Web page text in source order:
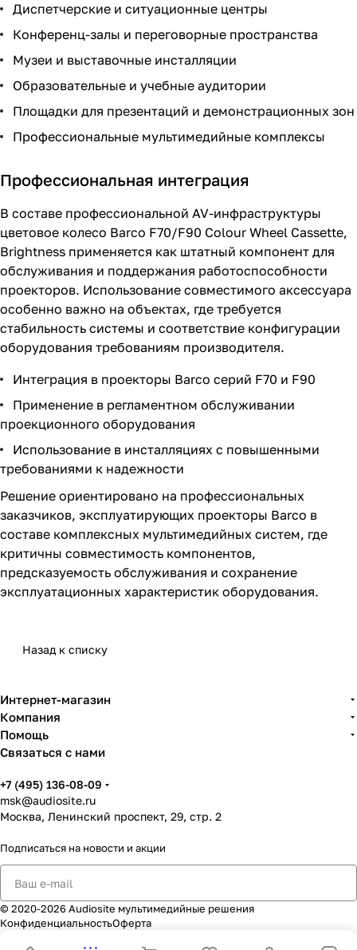
Диспетчерские и ситуационные центры
Конференц-залы и переговорные пространства
Музеи и выставочные инсталляции
Образовательные и учебные аудитории
Площадки для презентаций и демонстрационных зон
Профессиональные мультимедийные комплексы
Профессиональная интеграция
В составе профессиональной AV-инфраструктуры
цветовое колесо Barco F70/F90 Colour Wheel Cassette,
Brightness применяется как штатный компонент для
обслуживания и поддержания работоспособности
проекторов. Использование совместимого аксессуара
особенно важно на объектах, где требуется
стабильность системы и соответствие конфигурации
оборудования требованиям производителя.
Интеграция в проекторы Barco серий F70 и F90
Применение в регламентном обслуживании
проекционного оборудования
Использование в инсталляциях с повышенными
требованиями к надежности
Решение ориентировано на профессиональных
заказчиков, эксплуатирующих проекторы Barco в
составе комплексных мультимедийных систем, где
критичны совместимость компонентов,
предсказуемость обслуживания и сохранение
эксплуатационных характеристик оборудования.
Назад к списку
Интернет-магазин
Компания
Помощь
Связаться с нами
+7 (495) 136-08-09
msk@audiosite.ru
Москва, Ленинский проспект, 29, стр. 2
Подписаться на новости и акции
© 2020-2026 Audiosite мультимедийные решения
КонфиденциальностьОферта